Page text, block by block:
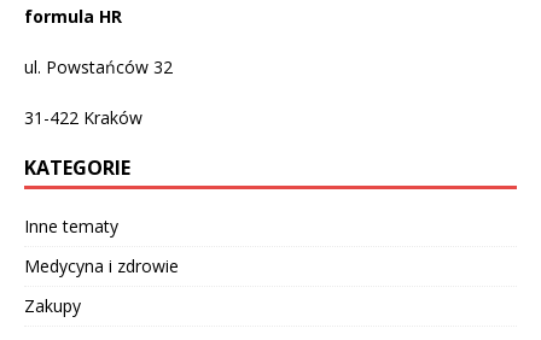
formula HR
ul. Powstańców 32
31-422 Kraków
KATEGORIE
Inne tematy
Medycyna i zdrowie
Zakupy